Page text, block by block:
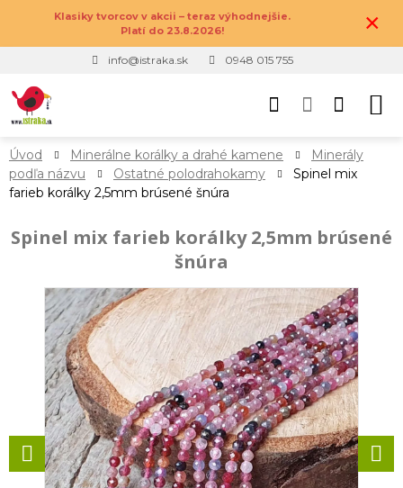
Klasiky tvorcov v akcii – teraz výhodnejšie.
Platí do 23.8.2026!
×
info@istraka.sk 0948 015 755
Úvod Minerálne korálky a drahé kamene
Minerály
podľa názvu
Ostatné polodrahokamy
Spinel mix
farieb korálky 2,5mm brúsené šnúra
Spinel mix farieb korálky 2,5mm brúsené
šnúra